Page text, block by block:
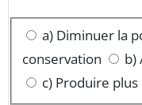
a) Diminuer la
conservation
b)
c) Produire